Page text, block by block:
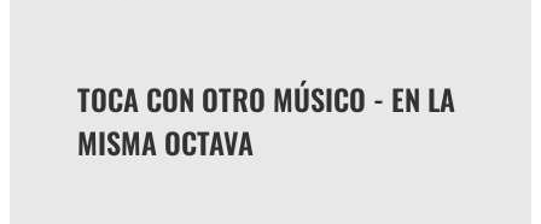
TOCA CON OTRO MÚSICO - EN LA
MISMA OCTAVA